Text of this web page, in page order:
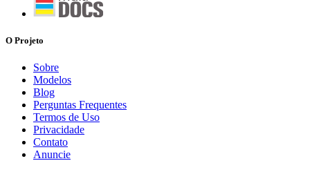
O Projeto
Sobre
Modelos
Blog
Perguntas Frequentes
Termos de Uso
Privacidade
Contato
Anuncie